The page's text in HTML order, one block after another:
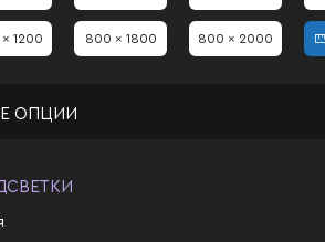
1200 800 x 1800 800 x 2000
ОПЦИИ